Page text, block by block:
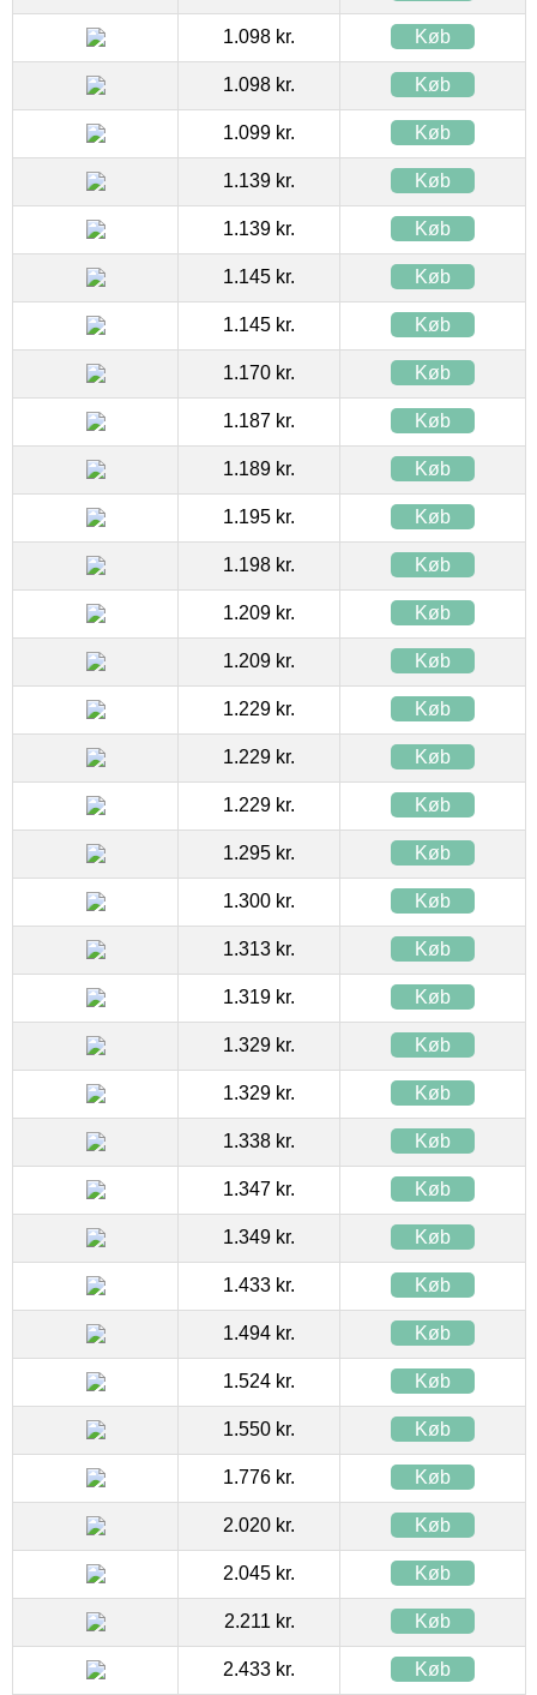
1.098 kr. Køb
1.098 kr. Køb
1.099 kr. Køb
1.139 kr. Køb
1.139 kr. Køb
1.145 kr. Køb
1.145 kr. Køb
1.170 kr. Køb
1.187 kr. Køb
1.189 kr. Køb
1.195 kr. Køb
1.198 kr. Køb
1.209 kr. Køb
1.209 kr. Køb
1.229 kr. Køb
1.229 kr. Køb
1.229 kr. Køb
1.295 kr. Køb
1.300 kr. Køb
1.313 kr. Køb
1.319 kr. Køb
1.329 kr. Køb
1.329 kr. Køb
1.338 kr. Køb
1.347 kr. Køb
1.349 kr. Køb
1.433 kr. Køb
1.494 kr. Køb
1.524 kr. Køb
1.550 kr. Køb
1.776 kr. Køb
2.020 kr. Køb
2.045 kr. Køb
2.211 kr. Køb
2.433 kr. Køb